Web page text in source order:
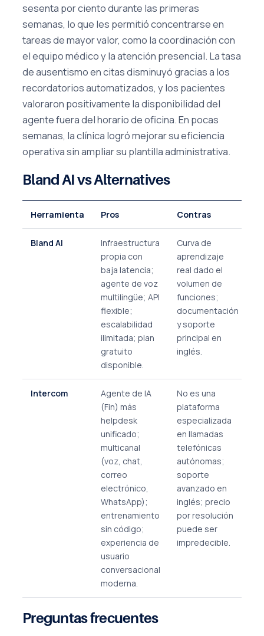
sesenta por ciento durante las primeras
semanas, lo que les permitió concentrarse en
tareas de mayor valor, como la coordinación con
el equipo médico y la atención presencial. La tasa
de ausentismo en citas disminuyó gracias a los
recordatorios automatizados, y los pacientes
valoraron positivamente la disponibilidad del
agente fuera del horario de oficina. En pocas
semanas, la clínica logró mejorar su eficiencia
operativa sin ampliar su plantilla administrativa.
Bland AI vs Alternatives
Herramienta Pros Contras
Bland AI
Infraestructura
propia con
baja latencia;
agente de voz
multilingüe; API
flexible;
escalabilidad
ilimitada; plan
gratuito
disponible.
Curva de
aprendizaje
real dado el
volumen de
funciones;
documentación
y soporte
principal en
inglés.
Intercom
Agente de IA
(Fin) más
helpdesk
unificado;
multicanal
(voz, chat,
correo
electrónico,
WhatsApp);
entrenamiento
sin código;
experiencia de
usuario
conversacional
moderna.
No es una
plataforma
especializada
en llamadas
telefónicas
autónomas;
soporte
avanzado en
inglés; precio
por resolución
puede ser
impredecible.
Preguntas frecuentes